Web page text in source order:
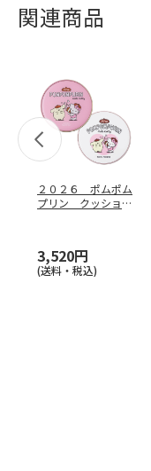
関連商品
２０２６ ポムポム
プリン クッション
3,520円
(送料・税込)